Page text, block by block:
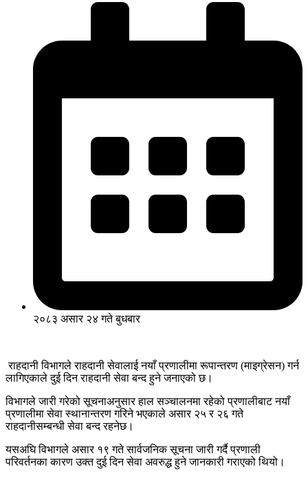
२०८३ असार २४ गते बुधबार
राहदानी विभागले राहदानी सेवालाई नयाँ प्रणालीमा रूपान्तरण (माइग्रेसन) गर्न
लागिएकाले दुई दिन राहदानी सेवा बन्द हुने जनाएको छ।
विभागले जारी गरेको सूचनाअनुसार हाल सञ्चालनमा रहेको प्रणालीबाट नयाँ
प्रणालीमा सेवा स्थानान्तरण गरिने भएकाले असार २५ र २६ गते
राहदानीसम्बन्धी सेवा बन्द रहनेछ।
यसअघि विभागले असार १९ गते सार्वजनिक सूचना जारी गर्दै प्रणाली
परिवर्तनका कारण उक्त दुई दिन सेवा अवरुद्ध हुने जानकारी गराएको थियो।